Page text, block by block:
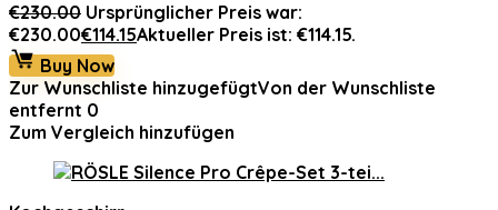
€230.00 Ursprünglicher Preis war:
€230.00€114.15Aktueller Preis ist: €114.15.
Buy Now
Zur Wunschliste hinzugefügtVon der Wunschliste
entfernt 0
Zum Vergleich hinzufügen